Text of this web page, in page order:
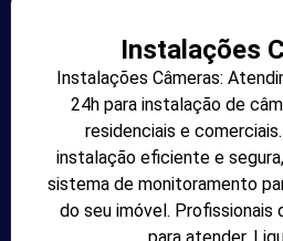
Instalações
Instalações Câmeras:
24h para instalação de
residenciais e
instalação eficiente e
sistema de monitoramento
do seu imóvel. Profissionais